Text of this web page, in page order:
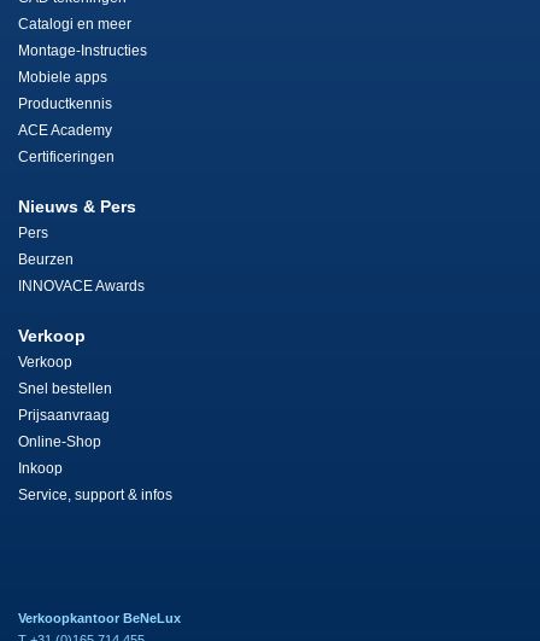
Catalogi en meer
Montage-Instructies
Mobiele apps
Productkennis
ACE Academy
Certificeringen
Nieuws & Pers
Pers
Beurzen
INNOVACE Awards
Verkoop
Verkoop
Snel bestellen
Prijsaanvraag
Online-Shop
Inkoop
Service, support & infos
Verkoopkantoor BeNeLux